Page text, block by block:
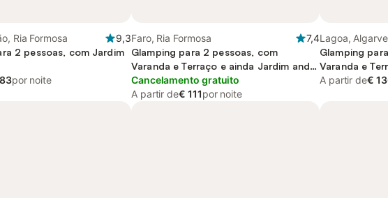
Ria Formosa
9,3
2 pessoas, com Jardim
por noite
Faro, Ria Formosa
7,4
Glamping para 2 pessoas, com
Varanda e Terraço e ainda Jardim and
Vista para o lago
Cancelamento gratuito
A partir de€ 111por noite
Lagoa, Algarve
Glamping
Varanda e
Piscina
A partir de€